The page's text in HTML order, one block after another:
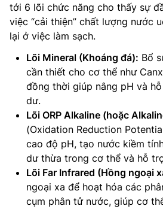
tới 6 lõi chức năng cho thấy sự
việc “cải thiện” chất lượng nước
lại ở việc làm sạch.
Lõi Mineral (Khoáng đá): Bổ
cần thiết cho cơ thể như
đồng thời giúp nâng pH và
dư.
Lõi ORP Alkaline (hoặc
(Oxidation Reduction
cao độ pH, tạo nước kiềm
dư thừa trong cơ thể và hỗ
Lõi Far Infrared (Hồng ngoại
ngoại xa để hoạt hóa các
cụm phân tử nước, giúp cơ